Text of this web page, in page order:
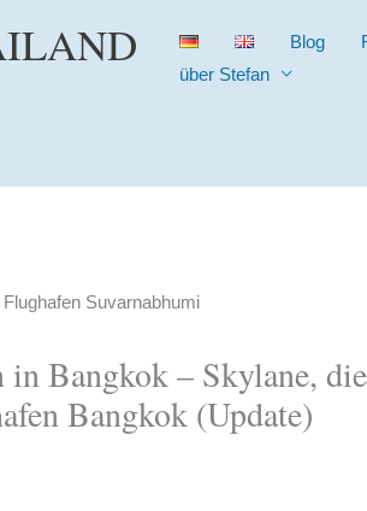
Blog
über Stefan
in Bangkok – Skylane,
Bangkok (Update)